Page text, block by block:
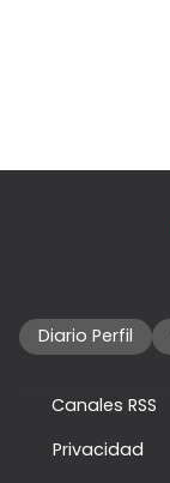
Diario Perfil
Canales RSS
Privacidad